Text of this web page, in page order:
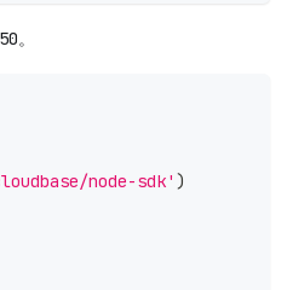
。
node-sdk' )